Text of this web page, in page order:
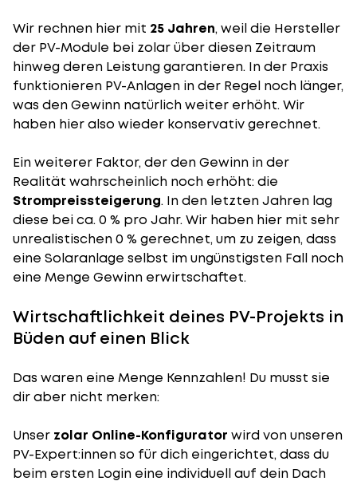
Wir rechnen hier mit 25 Jahren, weil die Hersteller
der PV-Module bei zolar über diesen Zeitraum
hinweg deren Leistung garantieren. In der Praxis
funktionieren PV-Anlagen in der Regel noch länger,
was den Gewinn natürlich weiter erhöht. Wir
haben hier also wieder konservativ gerechnet.
Ein weiterer Faktor, der den Gewinn in der
Realität wahrscheinlich noch erhöht: die
Strompreissteigerung. In den letzten Jahren lag
diese bei ca. 0 % pro Jahr. Wir haben hier mit sehr
unrealistischen 0 % gerechnet, um zu zeigen, dass
eine Solaranlage selbst im ungünstigsten Fall noch
eine Menge Gewinn erwirtschaftet.
Wirtschaftlichkeit deines PV-Projekts in
Büden auf einen Blick
Das waren eine Menge Kennzahlen! Du musst sie
dir aber nicht merken:
Unser zolar Online-Konfigurator wird von unseren
PV-Expert:innen so für dich eingerichtet, dass du
beim ersten Login eine individuell auf dein Dach